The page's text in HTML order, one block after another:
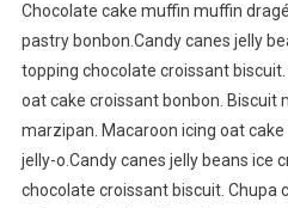
Chocolate cake muffin muffin
pastry bonbon.Candy canes jelly
topping chocolate croissant
oat cake croissant bonbon. Biscuit
marzipan. Macaroon icing oat
jelly-o.Candy canes jelly beans ice
chocolate croissant biscuit. Chupa